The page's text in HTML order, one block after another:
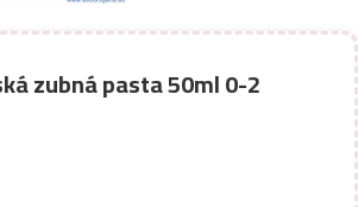
zubná pasta 50ml 0-2